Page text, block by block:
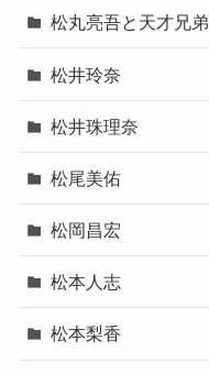
松丸亮吾と天才兄弟
松井玲奈
松井珠理奈
松尾美佑
松岡昌宏
松本人志
松本梨香